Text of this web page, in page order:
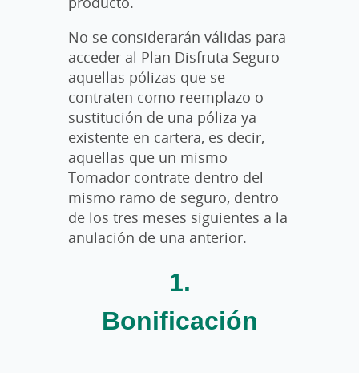
No se considerarán válidas para
acceder al Plan Disfruta Seguro
aquellas pólizas que se
contraten como reemplazo o
sustitución de una póliza ya
existente en cartera, es decir,
aquellas que un mismo
Tomador contrate dentro del
mismo ramo de seguro, dentro
de los tres meses siguientes a la
anulación de una anterior.
1.
Bonificación